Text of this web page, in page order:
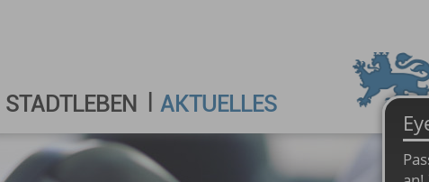
STADTLEBEN AKTUELLES